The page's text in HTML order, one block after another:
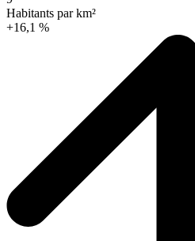
Habitants par km²
+16,1 %